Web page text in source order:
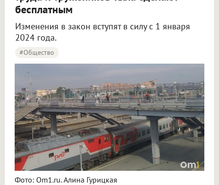
бесплатным
Изменения в закон вступят в силу с 1 января
2024 года.
#Общество
Фото: Om1.ru. Алина Гурицкая